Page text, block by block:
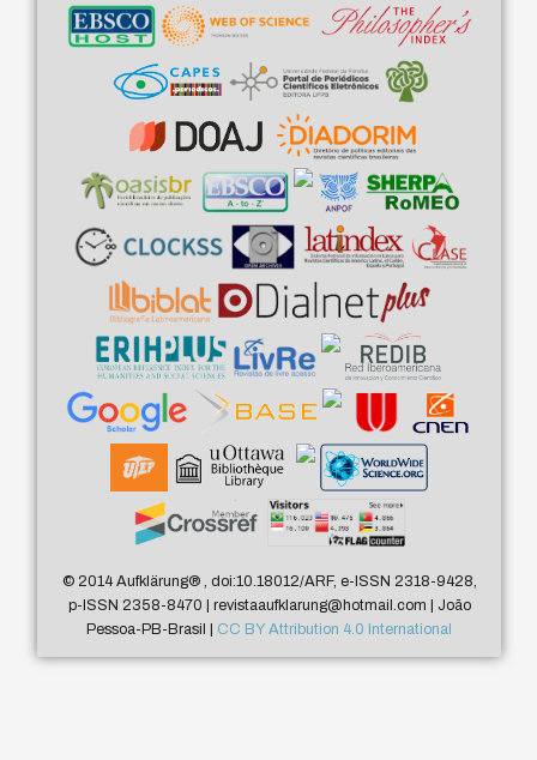
© 2014 Aufklärung®, doi:10.18012/ARF, e-ISSN 2318-9428,
p-ISSN 2358-8470 | revistaaufklarung@hotmail.com | João
Pessoa-PB-Brasil | CC BY Attribution 4.0 International